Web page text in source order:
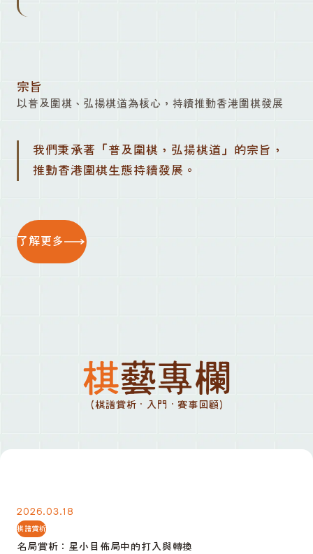
宗旨
以普及圍棋、弘揚棋道為核心，持續推動香港圍棋發展
我們秉承著「普及圍棋，弘揚棋道」的宗旨，
推動香港圍棋生態持續發展。
了解更多
棋藝專欄
(棋譜賞析 · 入門 · 賽事回顧)
2026.03.18
棋譜賞析
名局賞析：星小目佈局中的打入與轉換